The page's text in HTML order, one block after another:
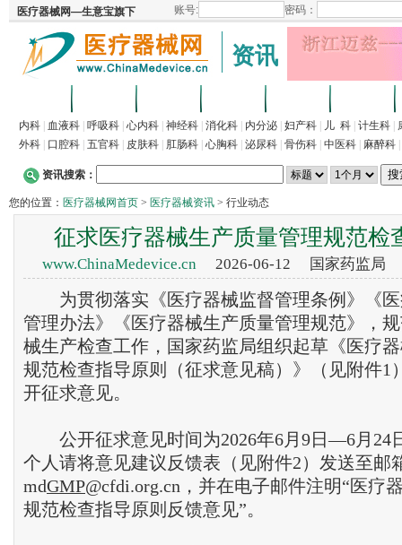
资讯
内科 血液科 呼吸科 心内科 神经科 消化科 内分泌 妇产科 儿 科 计生科
外科
口腔科 五官科 皮肤科 肛肠科 心胸科 泌尿科 骨伤科 中医科 麻醉科
资讯搜索：
您的位置： 医疗器械网首页 > 医疗器械资讯 > 行业动态
征求医疗器械生产质量管理规范检
www.ChinaMedevice.cn2026-06-12 国家药监局
为贯彻落实《医疗器械监督管理条例》《医
管理办法》《医疗器械生产质量管理规范》，
械生产检查工作，国家药监局组织起草《医疗
规范检查指导原则（征求意见稿）》（见附件1
开征求意见。
公开征求意见时间为2026年6月9日—6月24
个人请将意见建议反馈表（见附件2）发送至邮
mdGMP@cfdi.org.cn，并在电子邮件注明“医疗
规范检查指导原则反馈意见”。